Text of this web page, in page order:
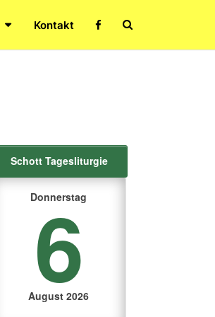
Kontakt
Search
Schott Tagesliturgie
Donnerstag
6
August 2026